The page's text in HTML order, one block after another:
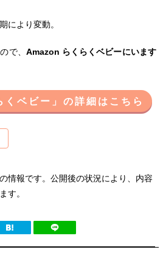
により変動。
で、 Amazon らくらくベビーにいます
ベビー」の詳細はこちら
情報です。公開後の状況により、内容
す。